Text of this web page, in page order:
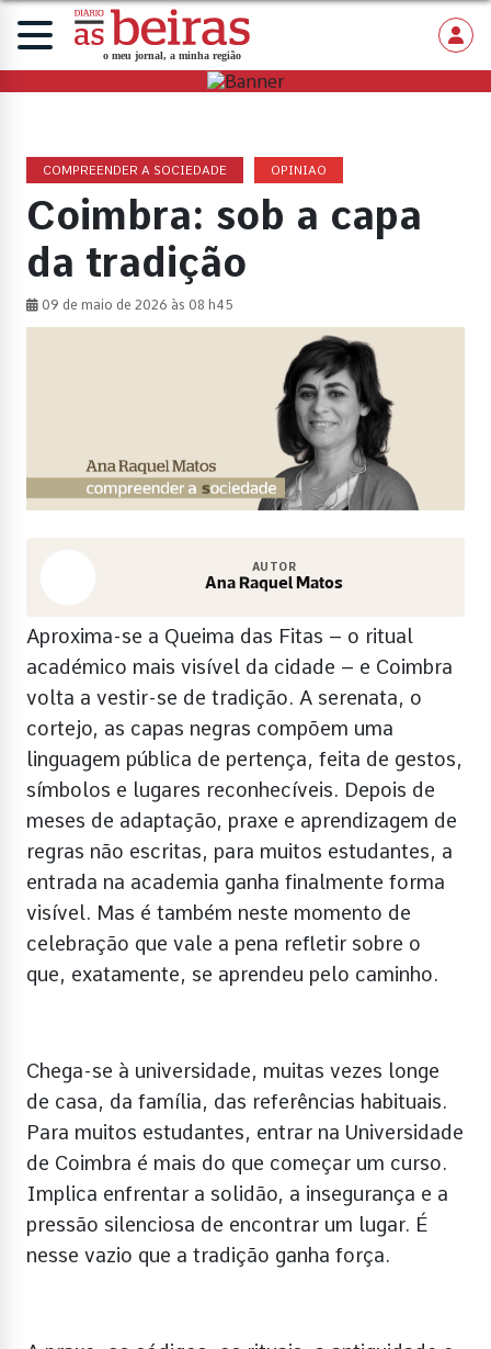
COMPREENDER A SOCIEDADE OPINIAO
Coimbra: sob a capa
da tradição
09 de maio de 2026 às 08 h45
AUTOR
Ana Raquel Matos
Aproxima-se a Queima das Fitas – o ritual
académico mais visível da cidade – e Coimbra
volta a vestir-se de tradição. A serenata, o
cortejo, as capas negras compõem uma
linguagem pública de pertença, feita de gestos,
símbolos e lugares reconhecíveis. Depois de
meses de adaptação, praxe e aprendizagem de
regras não escritas, para muitos estudantes, a
entrada na academia ganha finalmente forma
visível. Mas é também neste momento de
celebração que vale a pena refletir sobre o
que, exatamente, se aprendeu pelo caminho.
Chega-se à universidade, muitas vezes longe
de casa, da família, das referências habituais.
Para muitos estudantes, entrar na Universidade
de Coimbra é mais do que começar um curso.
Implica enfrentar a solidão, a insegurança e a
pressão silenciosa de encontrar um lugar. É
nesse vazio que a tradição ganha força.